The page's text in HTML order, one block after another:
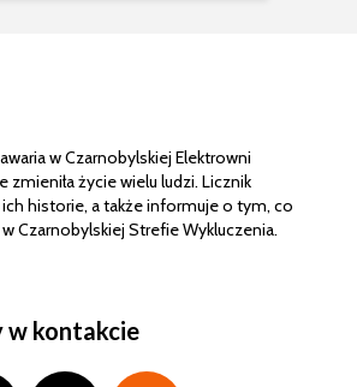
w Czarnobylskiej Elektrowni
zmieniła życie wielu ludzi. Licznik
historie, a także informuje o tym, co
Czarnobylskiej Strefie Wykluczenia.
w kontakcie